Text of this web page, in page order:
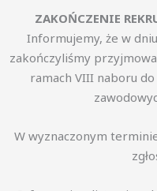
ZAKOŃCZENIE
Informujemy, że w
zakończyliśmy
ramach VIII naboru
W wyznaczonym